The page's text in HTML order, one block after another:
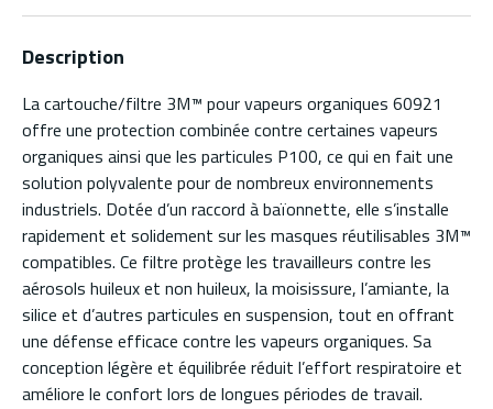
Description
La cartouche/filtre 3M™ pour vapeurs organiques 60921
offre une protection combinée contre certaines vapeurs
organiques ainsi que les particules P100, ce qui en fait une
solution polyvalente pour de nombreux environnements
industriels. Dotée d’un raccord à baïonnette, elle s’installe
rapidement et solidement sur les masques réutilisables 3M™
compatibles. Ce filtre protège les travailleurs contre les
aérosols huileux et non huileux, la moisissure, l’amiante, la
silice et d’autres particules en suspension, tout en offrant
une défense efficace contre les vapeurs organiques. Sa
conception légère et équilibrée réduit l’effort respiratoire et
améliore le confort lors de longues périodes de travail.